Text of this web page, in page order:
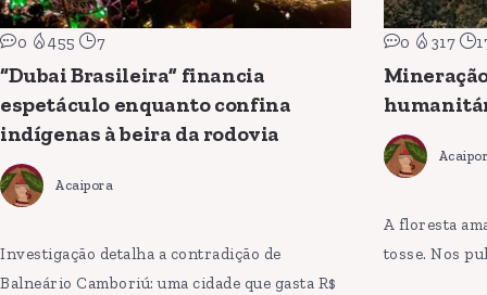
0 455 7
“Dubai Brasileira” financia
espetáculo enquanto confina
indígenas à beira da rodovia
Acaipora
Investigação detalha a contradição de
Balneário Camboriú: uma cidade que gasta R$
0 317
A floresta
tosse. Nos